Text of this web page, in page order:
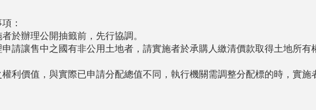
：
於辦理公開抽籤前，先行協調。
請讓售中之國有非公用土地者，請實施者於承購人繳清價款取得土地所有
利價值，與實際已申請分配總值不同，執行機關需調整分配標的時，實